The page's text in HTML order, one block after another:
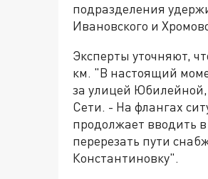
подразделения
Ивановского и
Эксперты уточняют,
км. "В настоящий
за улицей
Сети. - На флангах
продолжает вводить
перерезать пути
Константиновку".